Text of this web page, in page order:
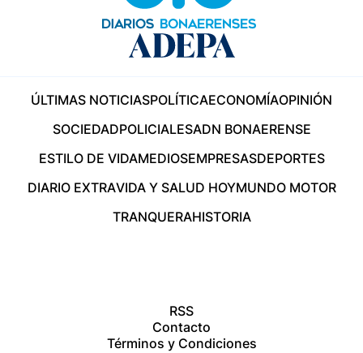
ÚLTIMAS NOTICIASPOLÍTICAECONOMÍAOPINIÓN
SOCIEDADPOLICIALESADN BONAERENSE
ESTILO DE VIDAMEDIOSEMPRESASDEPORTES
DIARIO EXTRAVIDA Y SALUD HOYMUNDO MOTOR
TRANQUERAHISTORIA
RSS
Contacto
Términos y Condiciones